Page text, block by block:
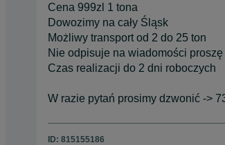
Cena 999zl 1 tona
Dowozimy na cały Śląsk
Możliwy transport od 2 do 25 ton
Nie odpisuje na wiadomości
Czas realizacji do 2 dni roboczych
W razie pytań prosimy dzwonić ->
ID: 815155186